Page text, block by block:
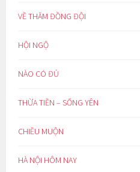
VỀ THĂM ĐỒNG ĐỘI
HỘI NGỘ
NÀO CÓ ĐỦ
THỪA TIỀN – SỐNG YÊN
CHIỀU MUỘN
HÀ NỘI HÔM NAY